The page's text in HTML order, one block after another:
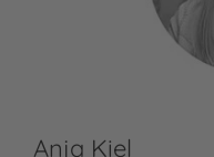
Anja Kiel